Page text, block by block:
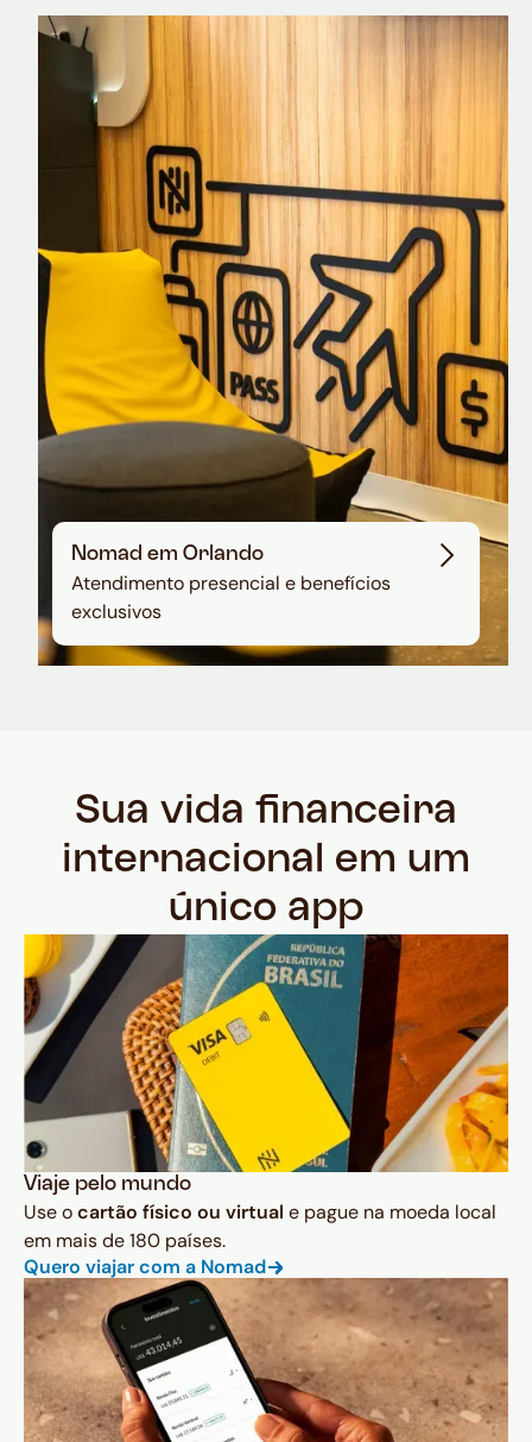
Nomad Explorer
Cartão de crédito brasileiro com cashback
em dólar
Nomad em Orlando
Atendimento presencial e benefícios
exclusivos
Sua vida financeira
internacional em um
único app
Viaje pelo mundo
Use ocartão físico ou virtual e pague na moeda local
em mais de 180 países.
Quero viajar com a Nomad